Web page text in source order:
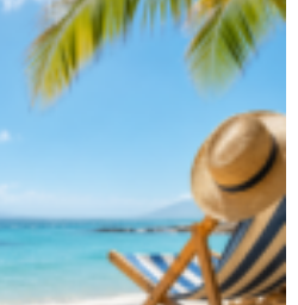
Technologien bietet
EIN VOLVO-
hohe Jahresfahrleistungen
wichtige Rolle.